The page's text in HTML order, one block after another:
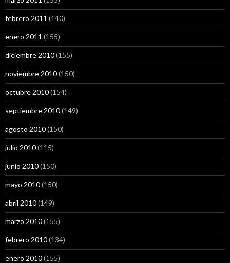
febrero 2011 (140)
enero 2011 (155)
diciembre 2010(155)
noviembre 2010(150)
octubre 2010(154)
septiembre 2010(149)
agosto 2010(150)
julio 2010(115)
junio 2010(150)
mayo 2010(150)
abril 2010(149)
marzo 2010(155)
febrero 2010(134)
enero 2010(155)